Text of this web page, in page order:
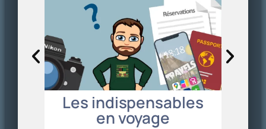
Les indispensables
en voyage